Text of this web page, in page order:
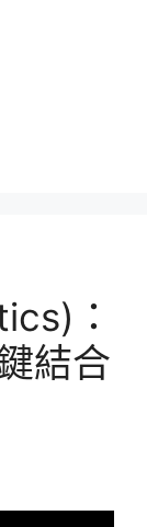
：
結合